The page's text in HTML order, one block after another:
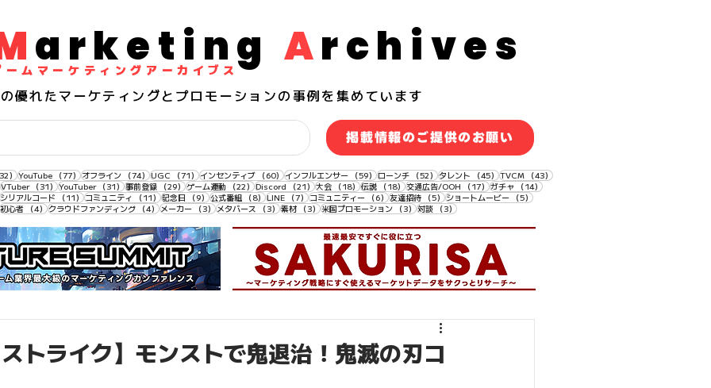
arketing Archives
ームマーケティングアーカイブス
優れたマーケティングとプロモーションの事例を集めています
掲載情報のご提供のお願い
）132件の記事
YouTube （77）77件の記事
オフライン （74）74件の記事
UGC （71）71件の記事
インセンティブ （60）60件の記事
インフルエンサー （59）59件の記事
ローンチ （52）52件の記事
タレント （45）45件の記事
TVCM （43）43件の記事
件の記事
VTuber （31）31件の記事
YouTuber （31）31件の記事
事前登録 （29）29件の記事
ゲーム連動 （22）22件の記事
Discord （21）21件の記事
大会 （18）18件の記事
伝説 （18）18件の記事
交通広告/OOH （17）17件の記事
ガチャ （14）14件の記事
件の記事
シリアルコード （11）11件の記事
コミュニティ （11）11件の記事
記念日 （9）9件の記事
公式番組 （8）8件の記事
LINE （7）7件の記事
コミュニティー （6）6件の記事
友達招待 （5）5件の記事
ショートムービー （5）5件の記事
件の記事
初心者 （4）4件の記事
クラウドファンディング （4）4件の記事
メーカー （3）3件の記事
メタバース （3）3件の記事
素材 （3）3件の記事
米国プロモーション （3）3件の記事
対談 （3）3件の記事
トライク】モンストで鬼退治！鬼滅の刃コ